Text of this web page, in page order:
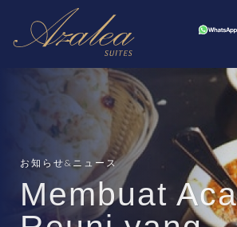
お知らせ&ニュース
Membuat